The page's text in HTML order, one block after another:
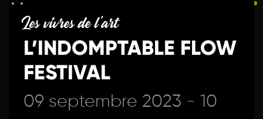
Les vivres de l'art
L’INDOMPTABLE FLOW
FESTIVAL
09 septembre 2023 - 10